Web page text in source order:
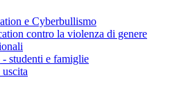
e Cyberbullismo
contro la violenza di genere
studenti e famiglie